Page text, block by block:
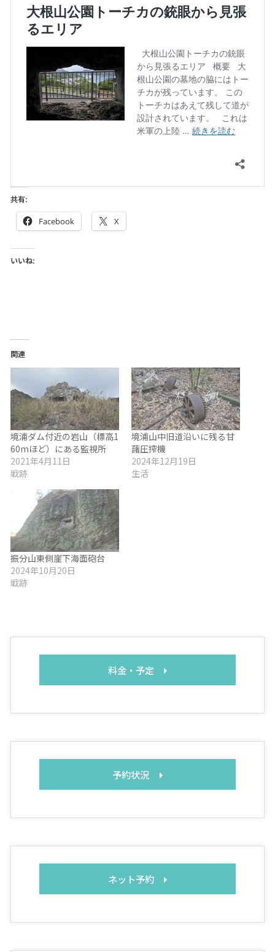
共有:
Facebook X
いいね:
関連
境浦ダム付近の岩山（標高1
60mほど）にある監視所
2021年4月11日
戦跡
境浦山中旧道沿いに残る甘
藷圧搾機
2024年12月19日
生活
振分山東側崖下海面砲台
2024年10月20日
戦跡
料金・予定
予約状況
ネット予約